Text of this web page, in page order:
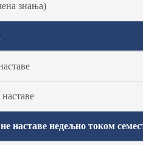
знања)
наставе недељно током